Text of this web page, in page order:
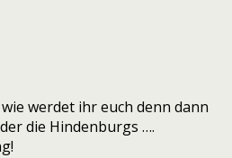
werdet ihr euch denn dann
die Hindenburgs ….